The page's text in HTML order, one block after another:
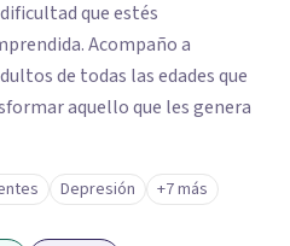
que estés
Acompaño a
de todas las edades que
aquello que les genera
Depresión +7 más